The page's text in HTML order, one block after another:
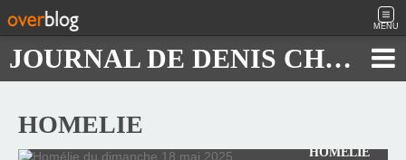
MENU
JOURNAL DE DENIS CHAUTARD
HOMELIE
HOMÉLIE